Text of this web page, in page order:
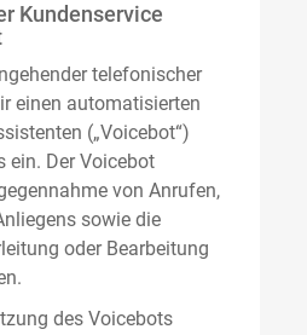
Kundenservice
telefonischer
einen automatisierten
(„Voicebot“)
ein. Der Voicebot
von Anrufen,
sowie die
oder Bearbeitung
des Voicebots